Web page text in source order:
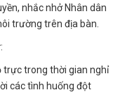
nhắc nhở Nhân dân
trường trên địa bàn.
trực trong thời gian nghỉ
các tình huống đột